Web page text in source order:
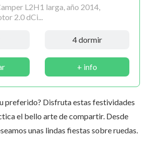
L2H1 larga, año 2014,
2.0 dCi...
4 dormir
+ info
preferido? Disfruta estas festividades
el bello arte de compartir. Desde
unas lindas fiestas sobre ruedas.